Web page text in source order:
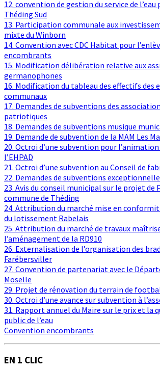
12. convention de gestion du service de l’eau
Théding Sud
13. Participation communale aux
mixte du Winborn
14. Convention avec CDC Habitat pour
encombrants
15. Modification délibération relative aux
germanophones
16. Modification du tableau des effectifs des
communaux
17. Demandes de subventions des
patriotiques
18. Demandes de subventions musique
19. Demande de subvention de la MAM Les
20. Octroi d’une subvention pour l’animation
l’EHPAD
21. Octroi d’une subvention au Conseil de
22. Demandes de subventions
23. Avis du conseil municipal sur le projet de
commune de Théding
24. Attribution du marché mise en
du lotissement Rabelais
25. Attribution du marché de travaux
l’aménagement de la RD910
26. Externalisation de l’organisation des
Farébersviller
27. Convention de partenariat avec le
Moselle
29. Projet de rénovation du terrain de
30. Octroi d’une avance sur subvention à
31. Rapport annuel du Maire sur le prix et la
public de l’eau
Convention encombrants
EN 1 CLIC